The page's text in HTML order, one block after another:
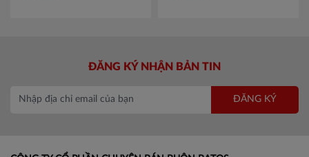
PROTECT - Bảo Vệ
614923 01820
ĐĂNG KÝ NHẬN BẢN TIN